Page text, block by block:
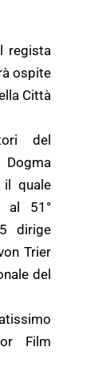
regista
ospite
Città
del
il quale
al 51°
dirige
Trier
del
Film